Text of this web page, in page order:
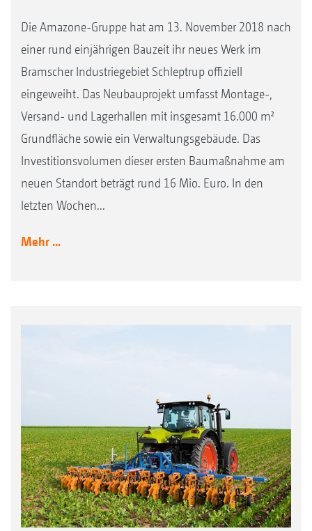
Die Amazone-Gruppe hat am 13. November 2018 nach
einer rund einjährigen Bauzeit ihr neues Werk im
Bramscher Industriegebiet Schleptrup offiziell
eingeweiht. Das Neubauprojekt umfasst Montage-,
Versand- und Lagerhallen mit insgesamt 16.000 m²
Grundfläche sowie ein Verwaltungsgebäude. Das
Investitionsvolumen dieser ersten Baumaßnahme am
neuen Standort beträgt rund 16 Mio. Euro. In den
letzten Wochen...
Mehr ...